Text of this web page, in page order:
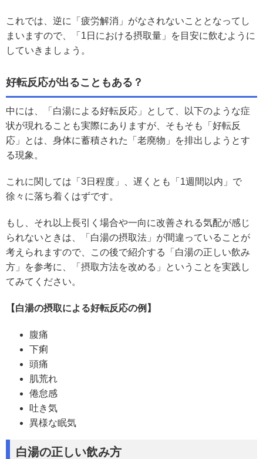
これでは、逆に「疲労解消」がなされないこととなってし
まいますので、「1日における摂取量」を目安に飲むように
していきましょう。
好転反応が出ることもある？
中には、「白湯による好転反応」として、以下のような症
状が現れることも実際にありますが、そもそも「好転反
応」とは、身体に蓄積された「老廃物」を排出しようとす
る現象。
これに関しては「3日程度」、遅くとも「1週間以内」で
徐々に落ち着くはずです。
もし、それ以上長引く場合や一向に改善される気配が感じ
られないときは、「白湯の摂取法」が間違っていることが
考えられますので、この後で紹介する「白湯の正しい飲み
方」を参考に、「摂取方法を改める」ということを実践し
てみてください。
【白湯の摂取による好転反応の例】
腹痛
下痢
頭痛
肌荒れ
倦怠感
吐き気
異様な眠気
白湯の正しい飲み方